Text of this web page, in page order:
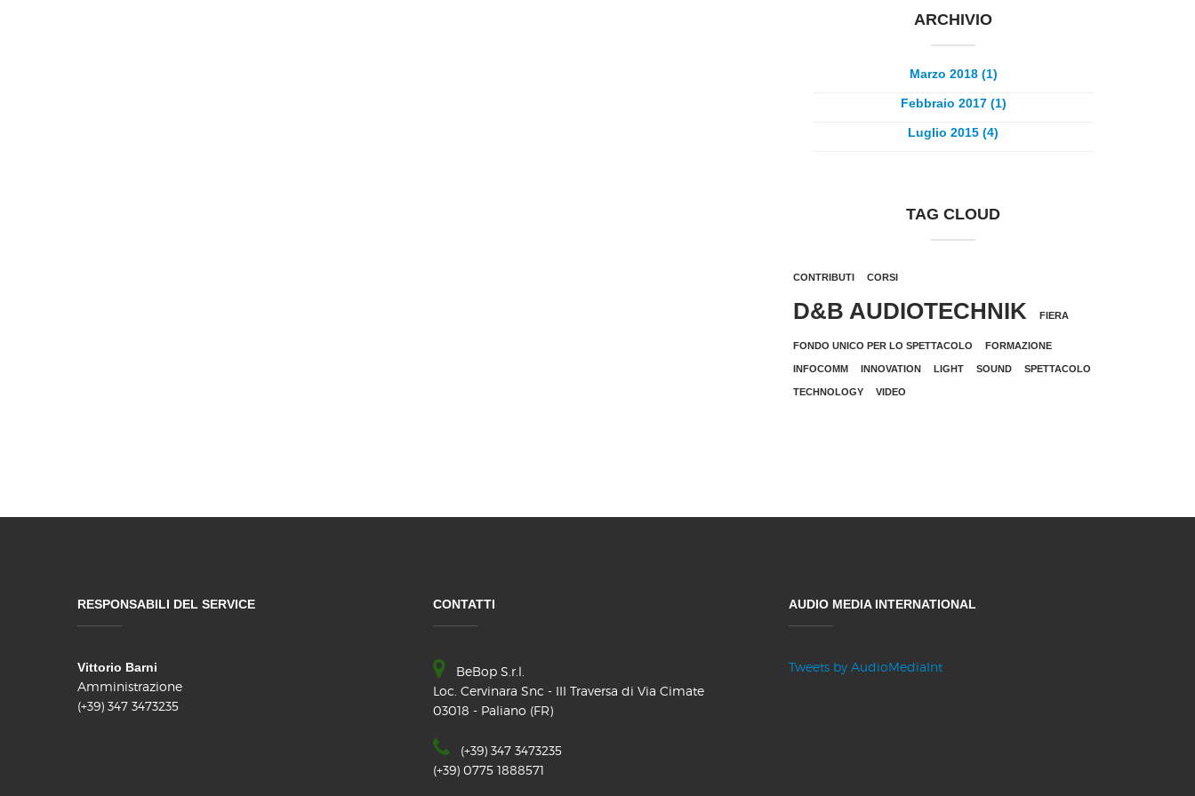
ARCHIVIO
Marzo 2018 (1)
Febbraio 2017 (1)
Luglio 2015 (4)
TAG CLOUD
CONTRIBUTI CORSI
D&B AUDIOTECHNIK FIERA
FONDO UNICO PER LO SPETTACOLO FORMAZIONE
INFOCOMM INNOVATION LIGHT SOUND SPETTACOLO
TECHNOLOGY VIDEO
RESPONSABILI DEL SERVICE
Vittorio Barni
Amministrazione
(+39) 347 3473235
CONTATTI
BeBop S.r.l.
Loc. Cervinara Snc - III Traversa di Via Cimate
03018 - Paliano (FR)
(+39) 347 3473235
(+39) 0775 1888571
AUDIO MEDIA INTERNATIONAL
Tweets by AudioMediaInt